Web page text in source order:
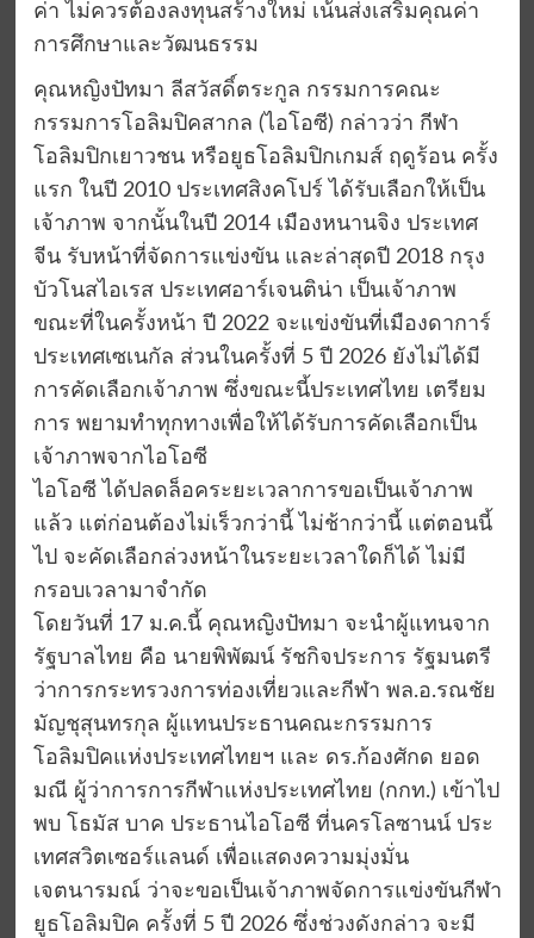
ค่า ไม่ควรต้องลงทุนสร้างใหม่ เน้นส่งเสริมคุณค่า
การศึกษาและวัฒนธรรม
คุณหญิงปัทมา ลีสวัสดิ์ตระกูล กรรมการคณะ
กรรมการโอลิมปิคสากล (ไอโอซี) กล่าวว่า กีฬา
โอลิมปิกเยาวชน หรือยูธโอลิมปิกเกมส์ ฤดูร้อน ครั้ง
แรก ในปี 2010 ประเทศสิงคโปร์ ได้รับเลือกให้เป็น
เจ้าภาพ จากนั้นในปี 2014 เมืองหนานจิง ประเทศ
จีน รับหน้าที่จัดการแข่งขัน และล่าสุดปี 2018 กรุง
บัวโนสไอเรส ประเทศอาร์เจนติน่า เป็นเจ้าภาพ
ขณะที่ในครั้งหน้า ปี 2022 จะแข่งขันที่เมืองดาการ์
ประเทศเซเนกัล ส่วนในครั้งที่ 5 ปี 2026 ยังไม่ได้มี
การคัดเลือกเจ้าภาพ ซึ่งขณะนี้ประเทศไทย เตรียม
การ พยามทำทุกทางเพื่อให้ได้รับการคัดเลือกเป็น
เจ้าภาพจากไอโอซี
ไอโอซี ได้ปลดล็อคระยะเวลาการขอเป็นเจ้าภาพ
แล้ว แต่ก่อนต้องไม่เร็วกว่านี้ ไม่ช้ากว่านี้ แต่ตอนนี้
ไป จะคัดเลือกล่วงหน้าในระยะเวลาใดก็ได้ ไม่มี
กรอบเวลามาจำกัด
โดยวันที่ 17 ม.ค.นี้ คุณหญิงปัทมา จะนำผู้แทนจาก
รัฐบาลไทย คือ นายพิพัฒน์ รัชกิจประการ รัฐมนตรี
ว่าการกระทรวงการท่องเที่ยวและกีฬา พล.อ.รณชัย
มัญชุสุนทรกุล ผู้แทนประธานคณะกรรมการ
โอลิมปิคแห่งประเทศไทยฯ และ ดร.ก้องศักด ยอด
มณี ผู้ว่าการการกีฬาแห่งประเทศไทย (กกท.) เข้าไป
พบ โธมัส บาค ประธานไอโอซี ที่นครโลซานน์ ประ
เทศสวิตเซอร์แลนด์ เพื่อแสดงความมุ่งมั่น
เจตนารมณ์ ว่าจะขอเป็นเจ้าภาพจัดการแข่งขันกีฬา
ยูธโอลิมปิค ครั้งที่ 5 ปี 2026 ซึ่งช่วงดังกล่าว จะมี